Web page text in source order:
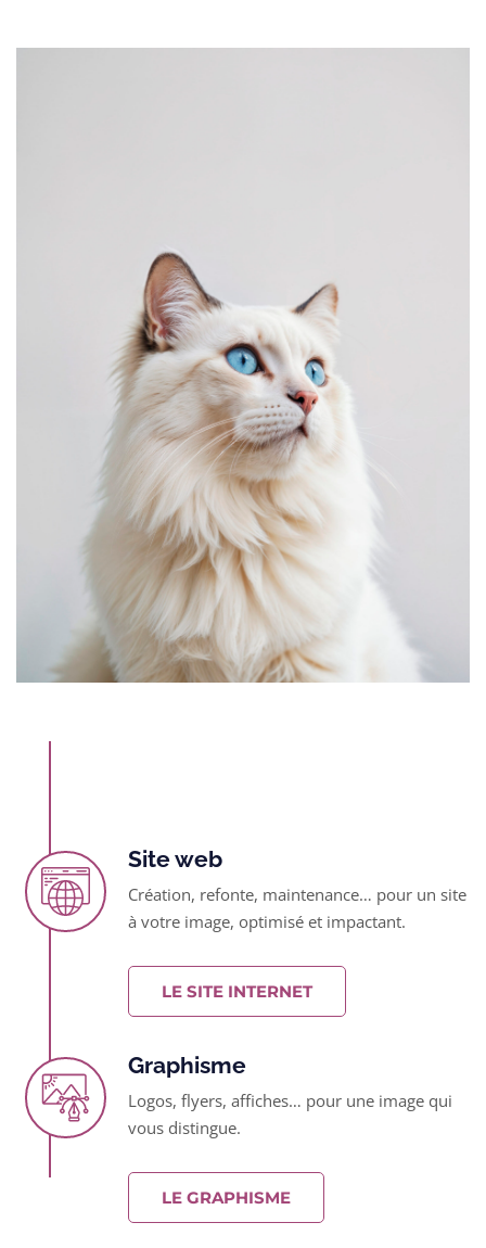
Site web
Création, refonte, maintenance… pour un site
à votre image, optimisé et impactant.
LE SITE INTERNET
Graphisme
Logos, flyers, affiches… pour une image qui
vous distingue.
LE GRAPHISME